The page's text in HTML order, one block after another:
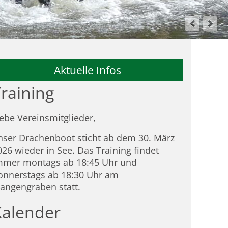
Aktuelle Infos
Vereinsmitglieder,
Drachenboot sticht ab dem 30. März
wieder in See. Das Training findet
montags ab 18:45 Uhr und
ab 18:30 Uhr am
statt.